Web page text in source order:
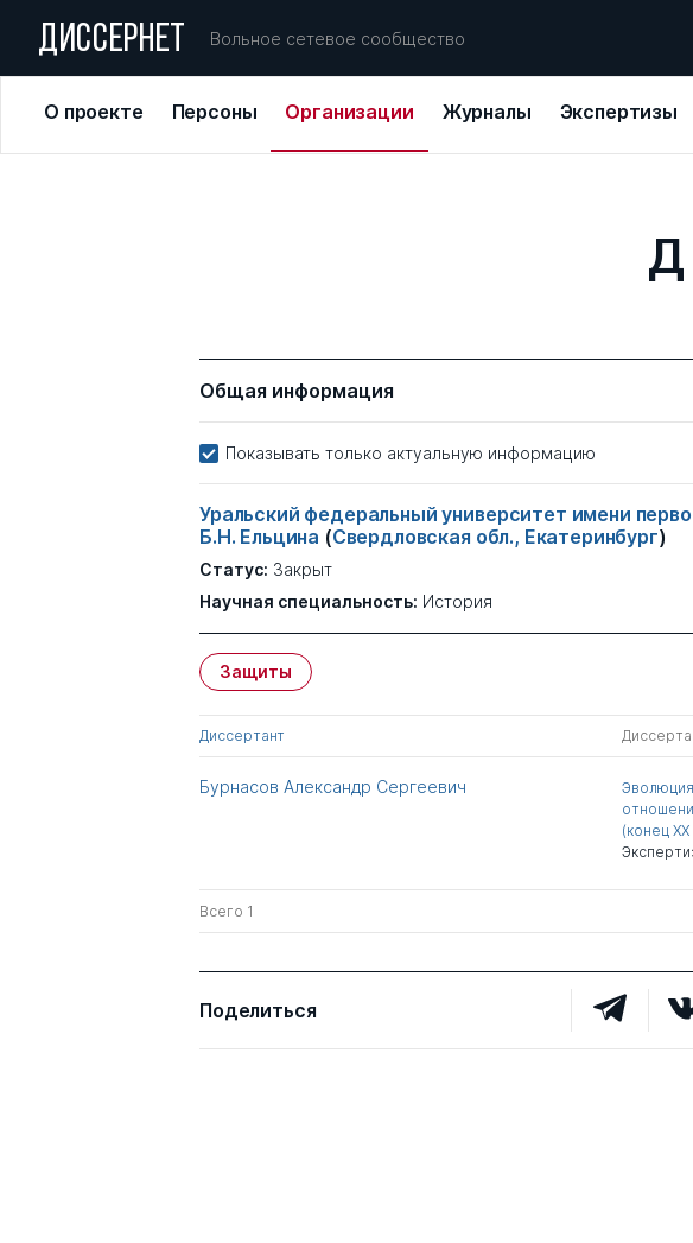
ДИССЕРНЕТ Вольное сетевое сообщество
О проекте Персоны Организации Журналы Экспертизы
Д
Общая информация
Показывать только актуальную информацию
Уральский федеральный университет имени
Б.Н. Ельцина (Свердловская обл., Екатеринбург)
Статус: Закрыт
Научная специальность: История
Защиты
Диссертант
Бурнасов Александр Сергеевич
(конец
Всего 1
Поделиться